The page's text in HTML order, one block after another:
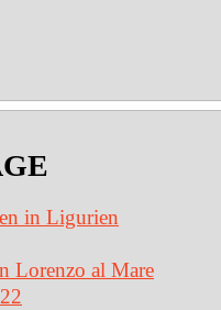
in Ligurien
Lorenzo al Mare